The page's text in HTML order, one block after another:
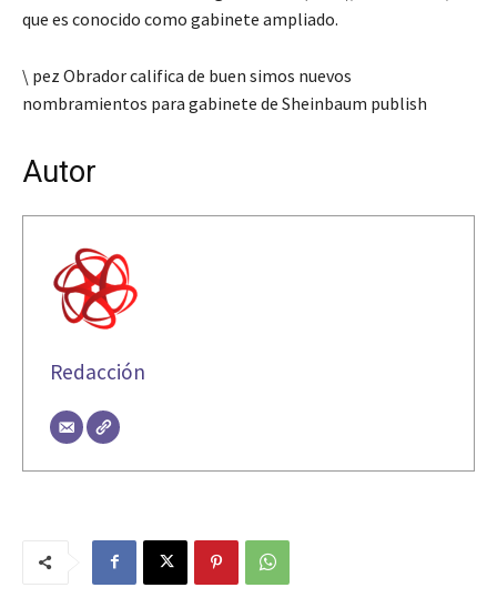
que es conocido como gabinete ampliado.
\ pez Obrador califica de buen simos nuevos
nombramientos para gabinete de Sheinbaum publish
Autor
Redacción